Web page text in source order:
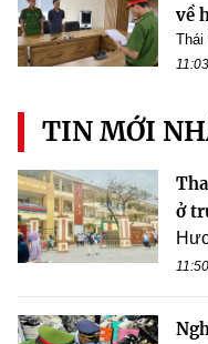
về
Thái
TIN MỚI
ở